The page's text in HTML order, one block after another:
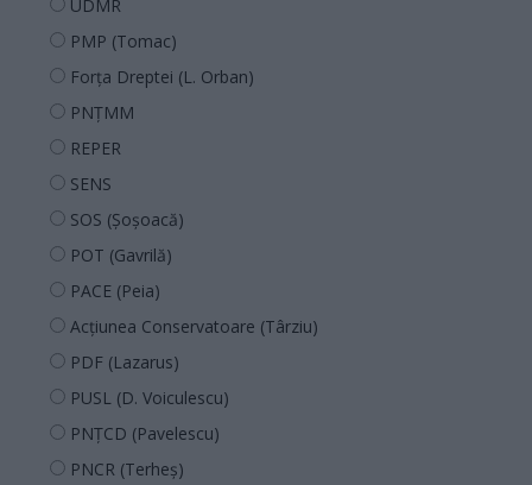
UDMR
PMP (Tomac)
Forța Dreptei (L. Orban)
PNȚMM
REPER
SENS
SOS (Șoșoacă)
POT (Gavrilă)
PACE (Peia)
Acțiunea Conservatoare (Târziu)
PDF (Lazarus)
PUSL (D. Voiculescu)
PNȚCD (Pavelescu)
PNCR (Terheș)